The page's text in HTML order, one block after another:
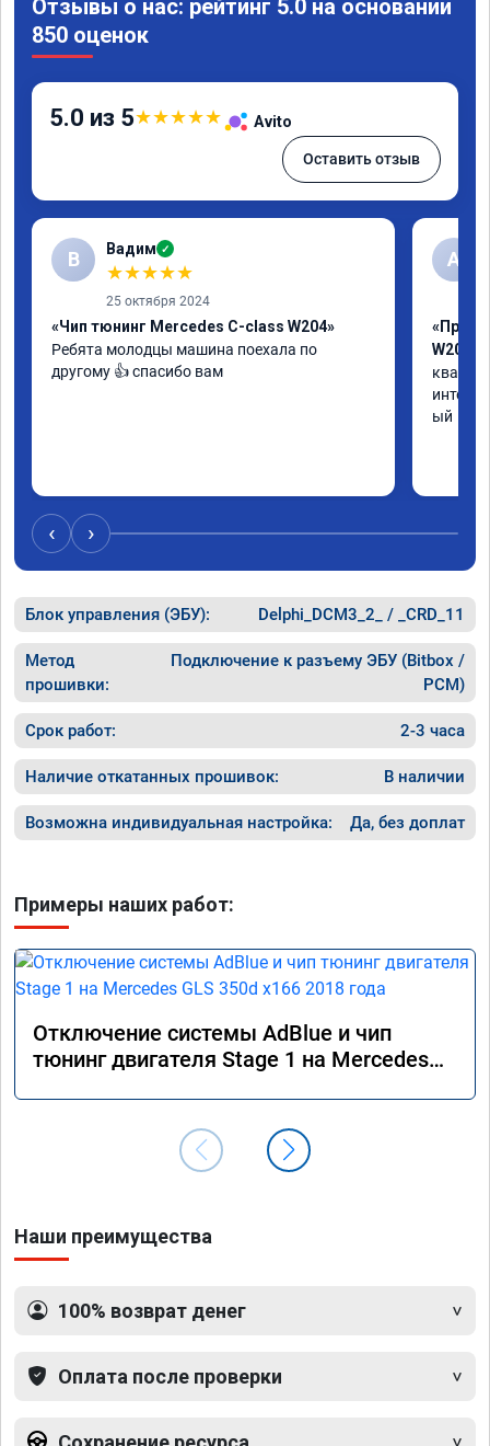
Отзывы о нас: рейтинг 5.0 на основании
850 оценок
5.0 из 5★★★★★ Avito
Оставить отзыв
В Вадим ✓
★★★★★
25 октября 2024
«Чип тюнинг Mercedes C-class W204»
Ребята молодцы машина поехала по
другому 👍 спасибо вам
А
W205»
ый
‹ ›
Блок управления (ЭБУ): Delphi_DCM3_2_ / _CRD_11
Метод
прошивки:
Подключение к разъему ЭБУ (Bitbox /
PCM)
Срок работ: 2-3 часа
Наличие откатанных прошивок: В наличии
Возможна индивидуальная настройка: Да, без доплат
Примеры наших работ:
Отключение системы AdBlue и чип
тюнинг двигателя Stage 1 на Mercedes
Наши преимущества
100% возврат денег
Оплата после проверки